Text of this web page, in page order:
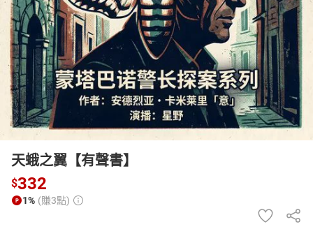
日本購物 電子/紙本書
HOT
天蛾之翼【有聲書】
$332
1% (賺3點)